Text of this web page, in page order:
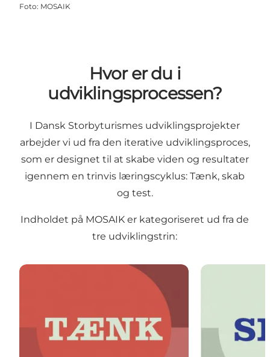
Foto: MOSAIK
Hvor er du i
udviklingsprocessen?
I Dansk Storbyturismes udviklingsprojekter
arbejder vi ud fra den iterative udviklingsproces,
som er designet til at skabe viden og resultater
igennem en trinvis læringscyklus: Tænk, skab
og test.
Indholdet på MOSAIK er kategoriseret ud fra de
tre udviklingstrin:
Forstå konteksten Målret din